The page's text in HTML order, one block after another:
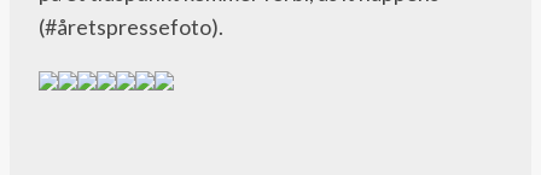
(#åretspressefoto).